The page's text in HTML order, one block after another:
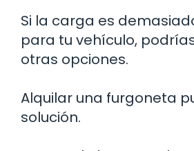
Si la carga es
para tu vehículo,
otras opciones.
Alquilar una furgoneta
solución.